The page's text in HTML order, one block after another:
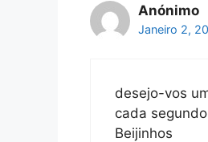
Anónimo
Janeiro 2,
desejo-vos
cada
Beijinhos